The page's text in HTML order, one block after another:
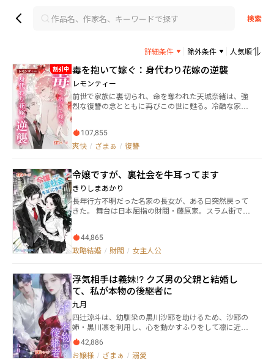
検索
詳細条件 除外条件 人気順
割引中 毒を抱いて嫁ぐ：身代わり花嫁の逆襲
レモンティー
前世で家族に裏切られ、命を奪われた天城奈緒は、強
烈な復讐の念とともに再びこの世に甦る。冷酷な家族
う従順な娘ではない――録音、証拠、戦略を駆使し、結納
金三十億を掌握したその瞬間、復讐劇の幕が上がる。
が全てを奪い返す――」 陰謀と愛憎が交錯する中、奈緒
は“身代わり”から“主役”へと昇りつめていく。
107,855
爽快 / ざまぁ / 復讐
令嬢ですが、裏社会を牛耳ってます
きりしまあかり
長年行方不明だった名家の長女が、ある日突然戻って
きた。 舞台は日本屈指の財閥・藤原家。スラム街で発
女の居場所にはすでに“もう一人の娘”がいた。 藤原家
の養女として育てられた知世は、教養と美貌を備えた
確定要素”だった。 家族の微妙な愛情、世間の噂、そし
て莫大な利権をめぐる政略。 ──本当に“姫”として守
られるのは、誰なのか。 遥が踏み入れたのは、ただの
豪邸ではなかった。 政治と陰謀が交錯する権力の巣
窟。 笑顔の裏には鋭利な刃が潜み、温もりの言葉さえ
も信用できない世界で、遥は静かに“生き残り”を選
ぶ。 冷徹な三兄弟、策略家の養女、そして動き始める
裏の親族── 真の敵は誰か。味方は、果たして存在す
るのか。 帰郷から始まる、ラグジュアリーでスリリン
44,865
政略結婚 / 財閥 / 女主人公
浮気相手は義妹!? クズ男の父親と結婚し
て、私が本物の後継者に
九月
四辻涼斗は、幼馴染の黒川沙耶を助けるため、沙耶の
姉・黒川凛を利用し、心を動かすふりをして凛に近づ
く。そして、凛が自分に心を許した後、涼斗は凛を辱
め、さらには彼女を兄弟たちに渡して弄ぶつもりだっ
た。 しかし、凛は復讐を誓い、涼斗の父親である四辻
42,886
お嬢様 / ざまぁ / 溺愛